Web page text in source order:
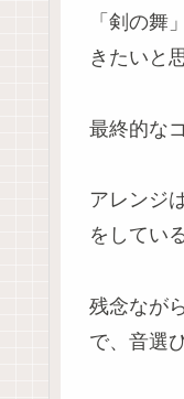
「剣の舞
きたいと
最終的な
アレンジ
をしてい
残念なが
で、音選